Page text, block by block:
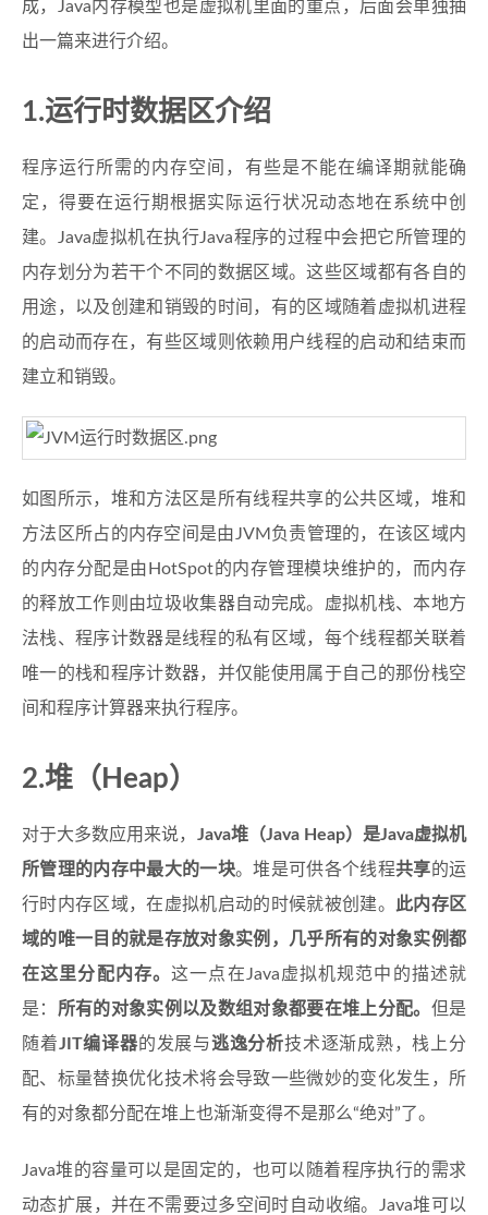
成，Java内存模型也是虚拟机里面的重点，后面会单独抽
出一篇来进行介绍。
1.运行时数据区介绍
程序运行所需的内存空间，有些是不能在编译期就能确
定，得要在运行期根据实际运行状况动态地在系统中创
建。Java虚拟机在执行Java程序的过程中会把它所管理的
内存划分为若干个不同的数据区域。这些区域都有各自的
用途，以及创建和销毁的时间，有的区域随着虚拟机进程
的启动而存在，有些区域则依赖用户线程的启动和结束而
建立和销毁。
如图所示，堆和方法区是所有线程共享的公共区域，堆和
方法区所占的内存空间是由JVM负责管理的，在该区域内
的内存分配是由HotSpot的内存管理模块维护的，而内存
的释放工作则由垃圾收集器自动完成。虚拟机栈、本地方
法栈、程序计数器是线程的私有区域，每个线程都关联着
唯一的栈和程序计数器，并仅能使用属于自己的那份栈空
间和程序计算器来执行程序。
2.堆（Heap）
对于大多数应用来说， Java堆（Java Heap）是Java虚拟机
所管理的内存中最大的一块。堆是可供各个线程共享的运
行时内存区域，在虚拟机启动的时候就被创建。
此内存区
域的唯一目的就是存放对象实例，几乎所有的对象实例都
在这里分配内存。这一点在Java虚拟机规范中的描述就
是： 所有的对象实例以及数组对象都要在堆上分配。 但是
随着JIT编译器的发展与逃逸分析技术逐渐成熟，栈上分
配、标量替换优化技术将会导致一些微妙的变化发生，所
有的对象都分配在堆上也渐渐变得不是那么“绝对”了。
Java堆的容量可以是固定的，也可以随着程序执行的需求
动态扩展，并在不需要过多空间时自动收缩。Java堆可以